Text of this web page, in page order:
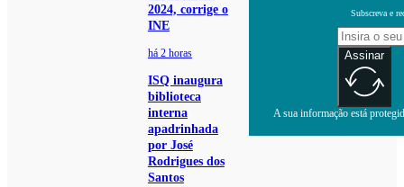
2024, corrige o
INE
há 2 horas
ISQ inaugura
biblioteca
interna
apadrinhada
por José
Rodrigues dos
Santos
Subscreva e
Assinar
A sua informação está